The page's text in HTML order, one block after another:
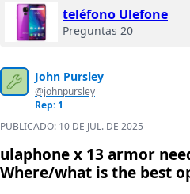
teléfono Ulefone
Preguntas 20
John Pursley
@johnpursley
Rep: 1
PUBLICADO: 10 DE JUL. DE 2025
ulaphone x 13 armor
Where/what is the best